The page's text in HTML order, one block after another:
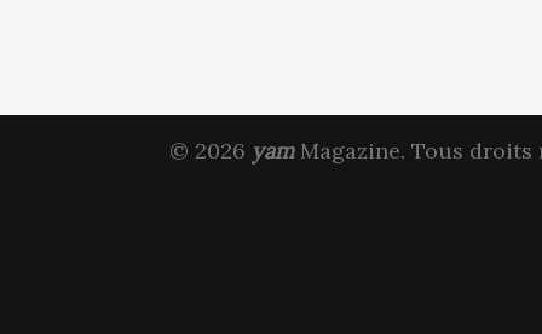
© 2026 yamMagazine. Tous droits